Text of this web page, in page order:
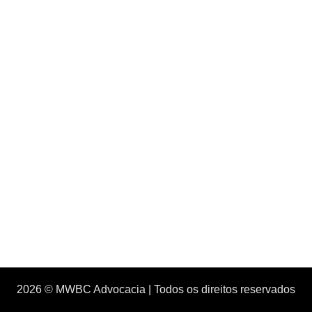
2026 © MWBC Advocacia | Todos os direitos reservados